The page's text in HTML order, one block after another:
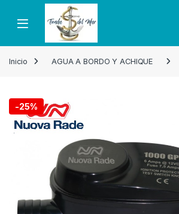
Skip to navigation
Skip to content
Open
Inicio AGUA A BORDO Y ACHIQUE
-25%